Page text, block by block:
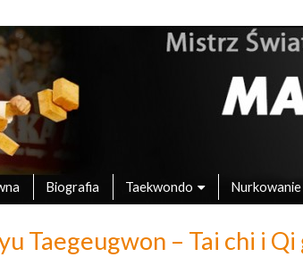
Tyczyński – Mistrz
UKS Grom Leszno
Biografia Taekwondo Nurkowanie
Taegeugwon – Tai chi i Qi